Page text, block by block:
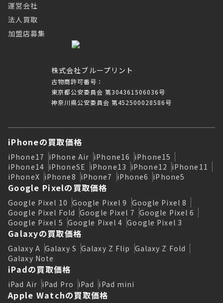
株式会社ブループリント
古物商許可番号：
東京都公安委員会 第304361506036号
神奈川県公安委員会 第452500028586号
運営会社
法人買取
加盟店募集
iPhoneの買取価格
iPhone17 iPhone Air iPhone16 iPhone15
iPhone14 iPhoneSE iPhone13 iPhone12 iPhone11
iPhoneX iPhone8 iPhone7 iPhone6 iPhone5
Google Pixelの買取価格
Google Pixel 10 Google Pixel 9 Google Pixel 8
Google Pixel Fold Google Pixel 7 Google Pixel 6
Google Pixel 5 Google Pixel 4 Google Pixel 3
Galaxyの買取価格
Galaxy A Galaxy S Galaxy Z Flip Galaxy Z Fold
Galaxy Note
iPadの買取価格
iPad Air iPad Pro iPad iPad mini
Apple Watchの買取価格